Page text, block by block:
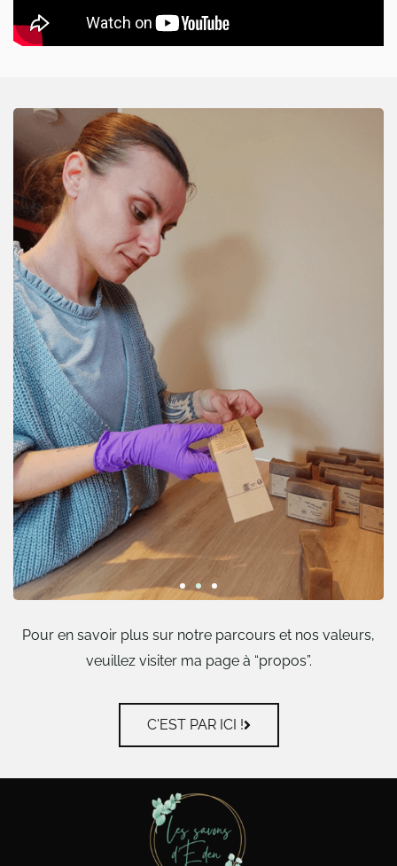
Pour en savoir plus sur notre parcours et nos valeurs,
veuillez visiter ma page à “propos”.
C'EST PAR ICI !